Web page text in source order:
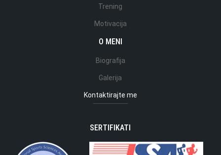
Trening
Motivacija
O MENI
Biografija
Galerija
Kontaktirajte me
SERTIFIKATI